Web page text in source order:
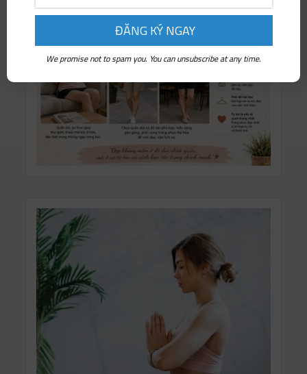
We promise not to spam you. You can unsubscribe at any time.